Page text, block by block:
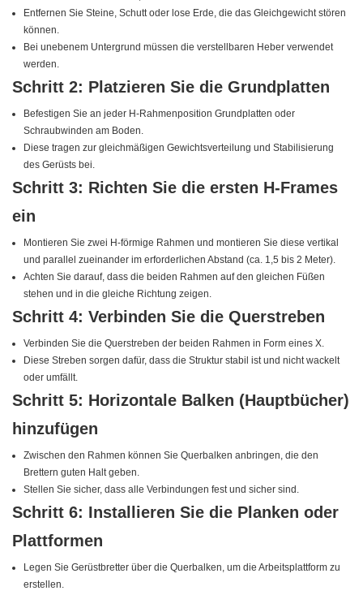
Entfernen Sie Steine, Schutt oder lose Erde, die das Gleichgewicht stören
können.
Bei unebenem Untergrund müssen die verstellbaren Heber verwendet
werden.
Schritt 2: Platzieren Sie die Grundplatten
Befestigen Sie an jeder H-Rahmenposition Grundplatten oder
Schraubwinden am Boden.
Diese tragen zur gleichmäßigen Gewichtsverteilung und Stabilisierung
des Gerüsts bei.
Schritt 3: Richten Sie die ersten H-Frames
ein
Montieren Sie zwei H-förmige Rahmen und montieren Sie diese vertikal
und parallel zueinander im erforderlichen Abstand (ca. 1,5 bis 2 Meter).
Achten Sie darauf, dass die beiden Rahmen auf den gleichen Füßen
stehen und in die gleiche Richtung zeigen.
Schritt 4: Verbinden Sie die Querstreben
Verbinden Sie die Querstreben der beiden Rahmen in Form eines X.
Diese Streben sorgen dafür, dass die Struktur stabil ist und nicht wackelt
oder umfällt.
Schritt 5: Horizontale Balken (Hauptbücher)
hinzufügen
Zwischen den Rahmen können Sie Querbalken anbringen, die den
Brettern guten Halt geben.
Stellen Sie sicher, dass alle Verbindungen fest und sicher sind.
Schritt 6: Installieren Sie die Planken oder
Plattformen
Legen Sie Gerüstbretter über die Querbalken, um die Arbeitsplattform zu
erstellen.